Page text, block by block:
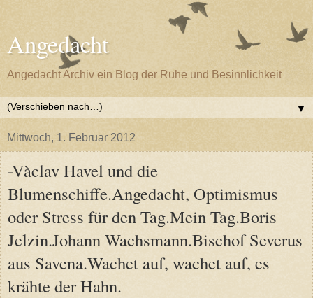
Angedacht
Angedacht Archiv ein Blog der Ruhe und Besinnlichkeit
▼
Mittwoch, 1. Februar 2012
-Vàclav Havel und die
Blumenschiffe.Angedacht, Optimismus
oder Stress für den Tag.Mein Tag.Boris
Jelzin.Johann Wachsmann.Bischof Severus
aus Savena.Wachet auf, wachet auf, es
krähte der Hahn.